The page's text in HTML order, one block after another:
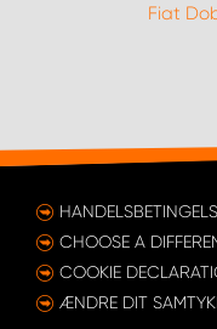
Fiat
CHOOSE A
COOKIE
ÆNDRE DIT